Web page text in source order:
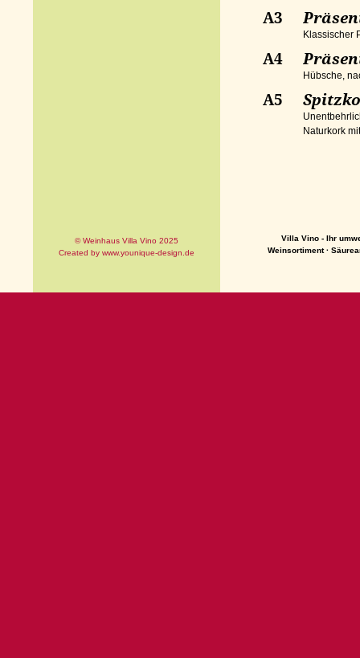
A3
Klassischer
A4
Hübsche,
A5
Naturkork
© Weinhaus Villa Vino 2025
Created by www.younique-design.de
Villa Vino - Ihr
Weinsortiment·